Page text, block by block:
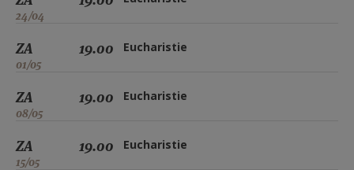
24/04
ZA
01/05
19.00 Eucharistie
ZA
08/05
19.00 Eucharistie
ZA
15/05
19.00 Eucharistie